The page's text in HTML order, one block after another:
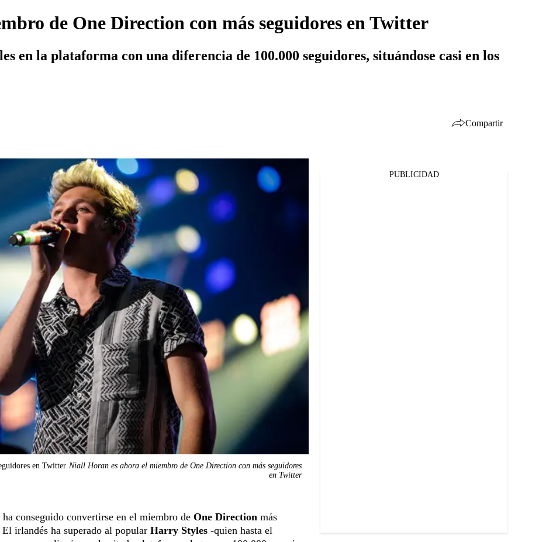
de One Direction con más seguidores en Twitter
en la plataforma con una diferencia de 100.000 seguidores, situándose casi en los
Compartir
en Twitter Niall Horan es ahora el miembro de One Direction con más seguidores
en Twitter
ha conseguido convertirse en el miembro de One Direction más
irlandés ha superado al popular Harry Styles -quien hasta el
PUBLICIDAD